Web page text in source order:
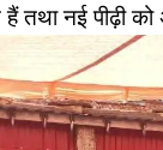
हैं तथा नई पीढ़ी